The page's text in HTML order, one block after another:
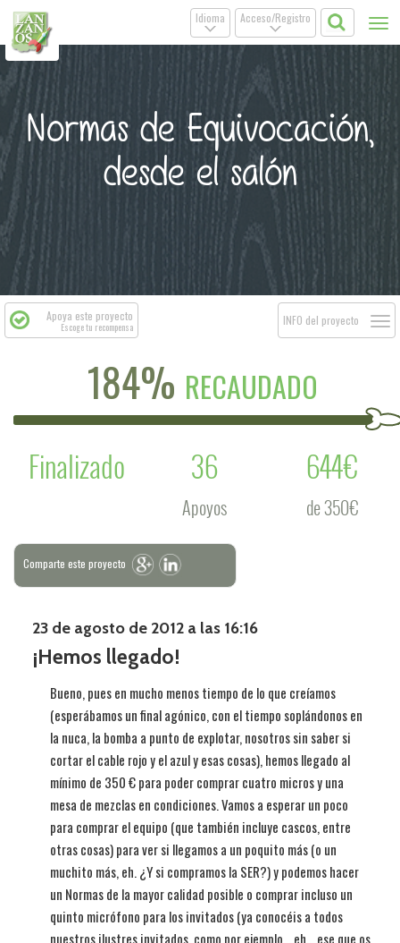
Acceso/Registro
.
Idioma
.
Normas de Equivocación,
desde el salón
Apoya este proyecto
Escoge tu recompensa INFO del proyecto
184% RECAUDADO
Finalizado
36
Apoyos
644€
de 350€
Comparte este proyecto
23 de agosto de 2012 a las 16:16
¡Hemos llegado!
Bueno, pues en mucho menos tiempo de lo que creíamos
(esperábamos un final agónico, con el tiempo soplándonos en
la nuca, la bomba a punto de explotar, nosotros sin saber si
cortar el cable rojo y el azul y esas cosas), hemos llegado al
mínimo de 350 € para poder comprar cuatro micros y una
mesa de mezclas en condiciones. Vamos a esperar un poco
para comprar el equipo (que también incluye cascos, entre
otras cosas) para ver si llegamos a un poquito más (o un
muchito más, eh. ¿Y si compramos la SER?) y podemos hacer
un Normas de la mayor calidad posible o comprar incluso un
quinto micrófono para los invitados (ya conocéis a todos
nuestros ilustres invitados, como por ejemplo... eh... ese que os